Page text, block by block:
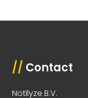
// Contact
Notilyze B.V.